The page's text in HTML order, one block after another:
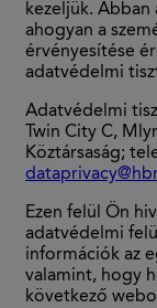
kezeljük. Abban
ahogyan a
érvényesítése
adatvédelmi
Adatvédelmi
Twin City C,
Köztársaság;
Ezen felül Ön
adatvédelmi
információk az
valamint, hogy
következő